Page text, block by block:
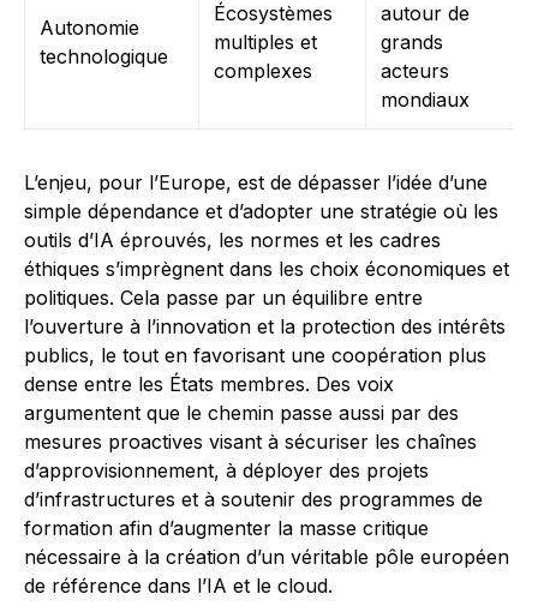
Autonomie
technologique
Écosystèmes
multiples et
complexes
autour de
grands
acteurs
mondiaux
L’enjeu, pour l’Europe, est de dépasser l’idée d’une
simple dépendance et d’adopter une stratégie où les
outils d’IA éprouvés, les normes et les cadres
éthiques s’imprègnent dans les choix économiques et
politiques. Cela passe par un équilibre entre
l’ouverture à l’innovation et la protection des intérêts
publics, le tout en favorisant une coopération plus
dense entre les États membres. Des voix
argumentent que le chemin passe aussi par des
mesures proactives visant à sécuriser les chaînes
d’approvisionnement, à déployer des projets
d’infrastructures et à soutenir des programmes de
formation afin d’augmenter la masse critique
nécessaire à la création d’un véritable pôle européen
de référence dans l’IA et le cloud.